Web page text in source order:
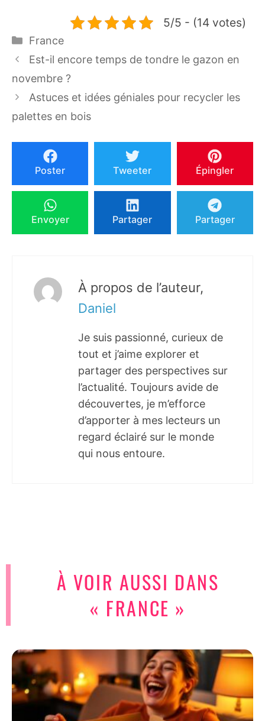
5/5 - (14 votes)
Catégories
France
Est-il encore temps de tondre le gazon en
novembre ?
Astuces et idées géniales pour recycler les
palettes en bois
Poster Tweeter Épingler
Envoyer Partager Partager
À propos de l’auteur,
Daniel
Je suis passionné, curieux de
tout et j’aime explorer et
partager des perspectives sur
l’actualité. Toujours avide de
découvertes, je m’efforce
d’apporter à mes lecteurs un
regard éclairé sur le monde
qui nous entoure.
À VOIR AUSSI DANS
« FRANCE »